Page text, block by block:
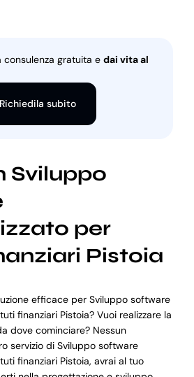
consulenza gratuita e dai vita al
Richiedila subito
Sviluppo
per
Pistoia
efficace per Sviluppo software
finanziari Pistoia? Vuoi realizzare la
dove cominciare? Nessun
servizio di Sviluppo software
finanziari Pistoia, avrai al tuo